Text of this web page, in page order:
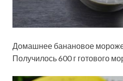
Домашнее банановое
Получилось 600 г готового